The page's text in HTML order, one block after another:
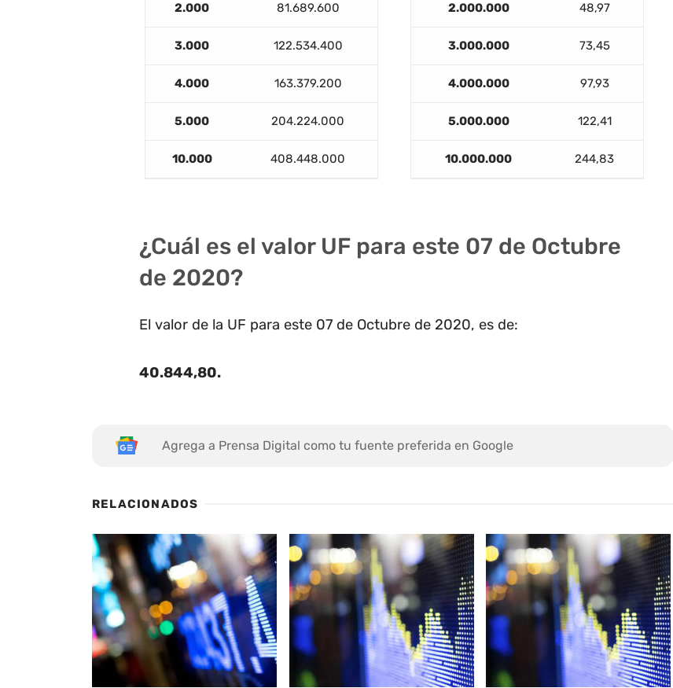
2.000 81.689.600
3.000 122.534.400
4.000 163.379.200
5.000 204.224.000
10.000 408.448.000
2.000.000 48,97
3.000.000 73,45
4.000.000 97,93
5.000.000 122,41
10.000.000 244,83
¿Cuál es el valor UF para este 07 de Octubre
de 2020?
El valor de la UF para este 07 de Octubre de 2020, es de:
40.844,80.
Agrega a Prensa Digital como tu fuente preferida en Google
RELACIONADOS